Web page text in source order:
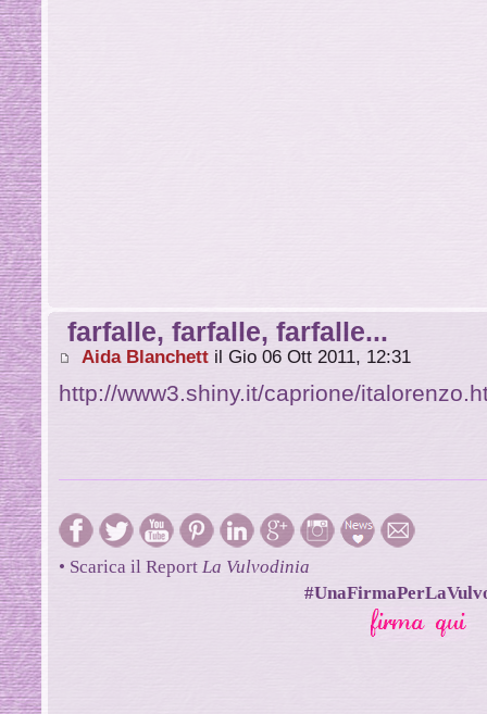
farfalle, farfalle, farfalle...
Aida Blanchett il Gio 06 Ott 2011, 12:31
http://www3.shiny.it/caprione/
• Scarica il Report La Vulvodinia